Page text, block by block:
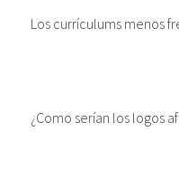
Los currículums menos
¿Como serían los logos